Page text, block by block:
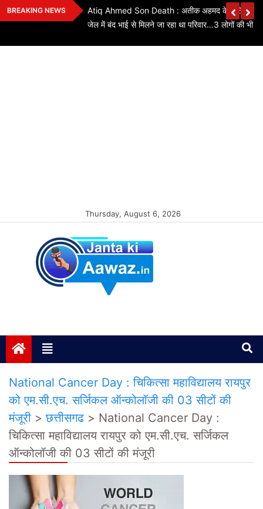
Skip
to
BREAKING NEWS
के लिए बड़ी
पद बढ़े…यहां
Atiq Ahmed Son Death : अतीक अहमद के छोटे बेटे
जेल में बंद भाई से मिलने जा रहा था परिवार…3 लोगों की भी
Thursday, August 6, 2026
National Cancer Day : चिकित्सा महाविद्यालय रायपुर
को एम.सी.एच. सर्जिकल ऑन्कोलॉजी की 03 सीटों की
मंजूरी >छत्तीसगढ > National Cancer Day :
चिकित्सा महाविद्यालय रायपुर को एम.सी.एच. सर्जिकल
ऑन्कोलॉजी की 03 सीटों की मंजूरी